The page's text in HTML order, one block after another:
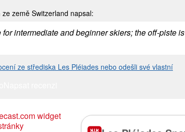
ze země Switzerland napsal:
intermediate and beginner skiers; the off-piste
ze střediska Les Pléiades nebo odešli své vlastní
widget